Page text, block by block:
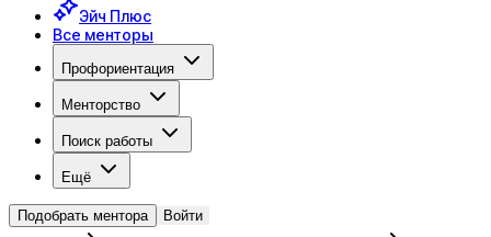
Эйч Плюс
Все менторы
Профориентация
Менторство
Поиск работы
Ещё
Подобрать ментора Войти